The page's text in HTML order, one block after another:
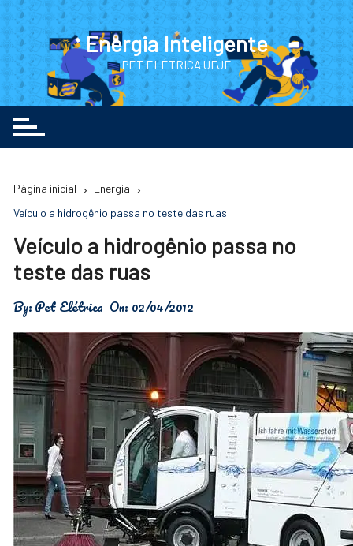
Ir
para
o
conteúdo
Energia Inteligente
PET ELÉTRICA UFJF
Página inicial
Energia
Veículo a hidrogênio passa no teste das ruas
Veículo a hidrogênio passa no
teste das ruas
By:Pet Elétrica On: 02/04/2012